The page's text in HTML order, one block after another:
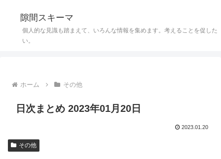
隙間スキーマ
個人的な見識も踏まえて、いろんな情報を集めます。考えることを促した
い。
ホーム その他
日次まとめ 2023年01月20日
2023.01.20
その他